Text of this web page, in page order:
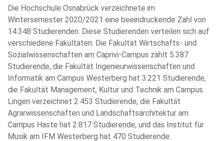
Die Hochschule Osnabrück verzeichnete im
Wintersemester 2020/2021 eine beeindruckende Zahl von
14.348 Studierenden. Diese Studierenden verteilen sich auf
verschiedene Fakultäten: Die Fakultät Wirtschafts- und
Sozialwissenschaften am Caprivi-Campus zählt 5.387
Studierende, die Fakultät Ingenieurwissenschaften und
Informatik am Campus Westerberg hat 3.221 Studierende,
die Fakultät Management, Kultur und Technik am Campus
Lingen verzeichnet 2.453 Studierende, die Fakultät
Agrarwissenschaften und Landschaftsarchitektur am
Campus Haste hat 2.817 Studierende, und das Institut für
Musik am IFM Westerberg hat 470 Studierende.